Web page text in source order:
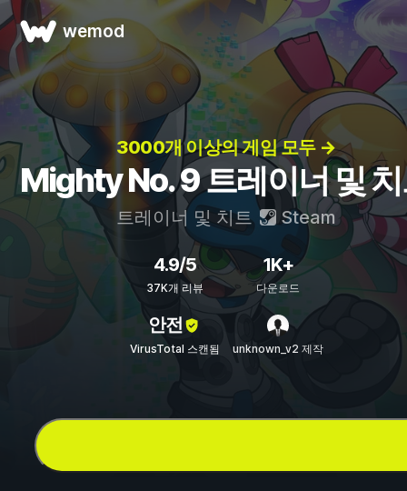
wemod
3000개 이상의 게임 모두 →
Mighty No. 9 트레이너 및
트레이너 및 치트 Steam
4.9/5
37K개 리뷰
1K+
다운로드
안전
VirusTotal 스캔됨 unknown_v2 제작